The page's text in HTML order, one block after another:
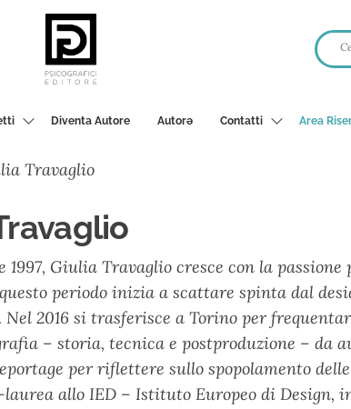
Diventa Autore Autorә Contatti Area
Travaglio
1997, Giulia Travaglio cresce con la
periodo inizia a scattare spinta dal
Nel 2016 si trasferisce a Torino per
– storia, tecnica e postproduzione – da
per riflettere sullo spopolamento
allo IED – Istituto Europeo di Design,